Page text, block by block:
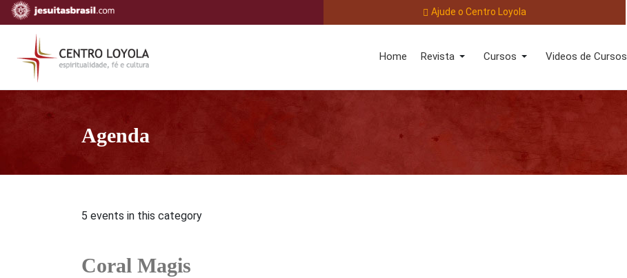
Ajude o Centro Loyola
Home Revista Cursos Videos de Cursos
Agenda
5 events in this category
Coral Magis